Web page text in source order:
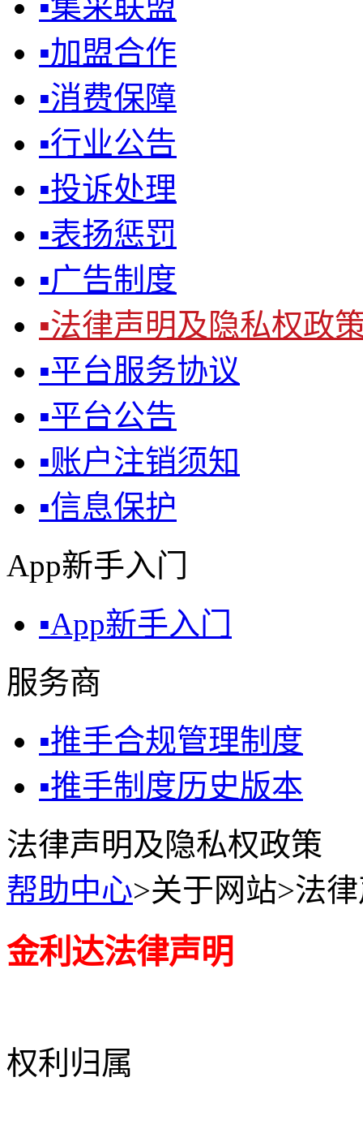
▪加盟合作
▪消费保障
▪行业公告
▪投诉处理
▪表扬惩罚
▪广告制度
▪法律声明及隐私权政
▪平台服务协议
▪平台公告
▪账户注销须知
▪信息保护
App新手入门
▪App新手入门
服务商
▪推手合规管理制度
▪推手制度历史版本
法律声明及隐私权政策
帮助中心>关于网站>法
金利达法律声明
权利归属